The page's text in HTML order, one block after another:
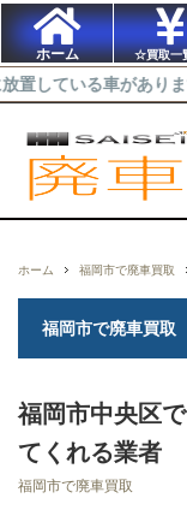
ホーム ☆買取一
ありますが買い取
ホーム 福岡市で廃車買取
福岡市で廃車買取
福岡市中央区
てくれる業者
福岡市で廃車買取